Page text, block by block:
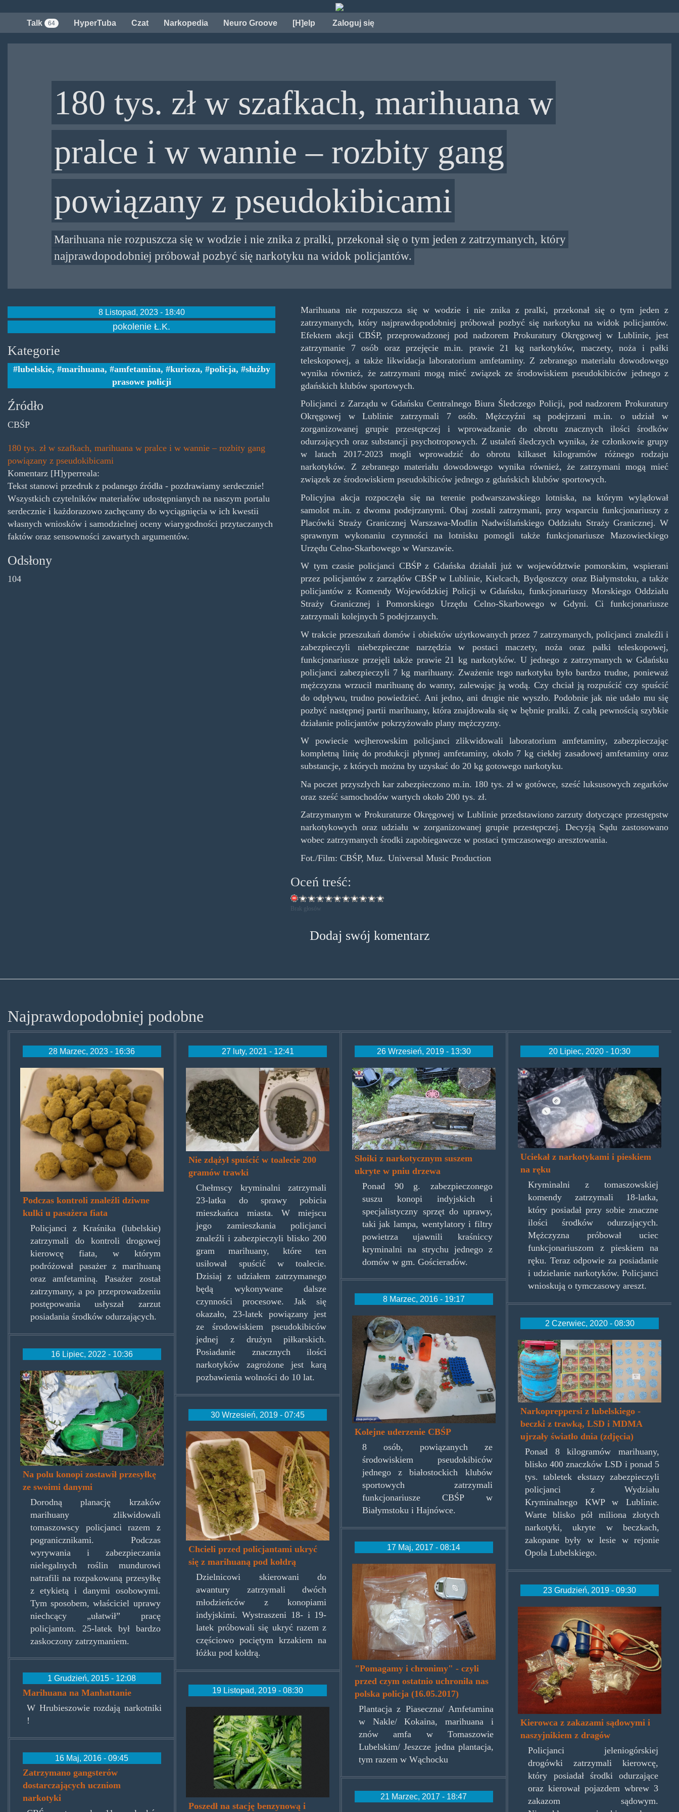
treści
Talk 64 HyperTuba Czat Narkopedia Neuro Groove [H]elp Zaloguj się
180 tys. zł w szafkach, marihuana w
pralce i w wannie – rozbity gang
powiązany z pseudokibicami
Marihuana nie rozpuszcza się w wodzie i nie znika z pralki, przekonał się o tym jeden z zatrzymanych, który
najprawdopodobniej próbował pozbyć się narkotyku na widok policjantów.
8 Listopad, 2023 - 18:40
pokolenie Ł.K.
Kategorie
lubelskie, marihuana, amfetamina, kurioza, policja,
służby
prasowe policji
Źródło
CBŚP
180 tys. zł w szafkach, marihuana w pralce i w wannie – rozbity gang
powiązany z pseudokibicami
Komentarz [H]yperreala:
Tekst stanowi przedruk z podanego źródła - pozdrawiamy serdecznie!
Wszystkich czytelników materiałów udostępnianych na naszym portalu
serdecznie i każdorazowo zachęcamy do wyciągnięcia w ich kwestii
własnych wniosków i samodzielnej oceny wiarygodności przytaczanych
faktów oraz sensowności zawartych argumentów.
Odsłony
104
Marihuana nie rozpuszcza się w wodzie i nie znika z pralki, przekonał się o tym jeden z
zatrzymanych, który najprawdopodobniej próbował pozbyć się narkotyku na widok policjantów.
Efektem akcji CBŚP, przeprowadzonej pod nadzorem Prokuratury Okręgowej w Lublinie, jest
zatrzymanie 7 osób oraz przejęcie m.in. prawie 21 kg narkotyków, maczety, noża i pałki
teleskopowej, a także likwidacja laboratorium amfetaminy. Z zebranego materiału dowodowego
wynika również, że zatrzymani mogą mieć związek ze środowiskiem pseudokibiców jednego z
gdańskich klubów sportowych.
Policjanci z Zarządu w Gdańsku Centralnego Biura Śledczego Policji, pod nadzorem Prokuratury
Okręgowej w Lublinie zatrzymali 7 osób. Mężczyźni są podejrzani m.in. o udział w
zorganizowanej grupie przestępczej i wprowadzanie do obrotu znacznych ilości środków
odurzających oraz substancji psychotropowych. Z ustaleń śledczych wynika, że członkowie grupy
w latach 2017-2023 mogli wprowadzić do obrotu kilkaset kilogramów różnego rodzaju
narkotyków. Z zebranego materiału dowodowego wynika również, że zatrzymani mogą mieć
związek ze środowiskiem pseudokibiców jednego z gdańskich klubów sportowych.
Policyjna akcja rozpoczęła się na terenie podwarszawskiego lotniska, na którym wylądował
samolot m.in. z dwoma podejrzanymi. Obaj zostali zatrzymani, przy wsparciu funkcjonariuszy z
Placówki Straży Granicznej Warszawa-Modlin Nadwiślańskiego Oddziału Straży Granicznej. W
sprawnym wykonaniu czynności na lotnisku pomogli także funkcjonariusze Mazowieckiego
Urzędu Celno-Skarbowego w Warszawie.
W tym czasie policjanci CBŚP z Gdańska działali już w województwie pomorskim, wspierani
przez policjantów z zarządów CBŚP w Lublinie, Kielcach, Bydgoszczy oraz Białymstoku, a także
policjantów z Komendy Wojewódzkiej Policji w Gdańsku, funkcjonariuszy Morskiego Oddziału
Straży Granicznej i Pomorskiego Urzędu Celno-Skarbowego w Gdyni. Ci funkcjonariusze
zatrzymali kolejnych 5 podejrzanych.
W trakcie przeszukań domów i obiektów użytkowanych przez 7 zatrzymanych, policjanci znaleźli i
zabezpieczyli niebezpieczne narzędzia w postaci maczety, noża oraz pałki teleskopowej,
funkcjonariusze przejęli także prawie 21 kg narkotyków. U jednego z zatrzymanych w Gdańsku
policjanci zabezpieczyli 7 kg marihuany. Zważenie tego narkotyku było bardzo trudne, ponieważ
mężczyzna wrzucił marihuanę do wanny, zalewając ją wodą. Czy chciał ją rozpuścić czy spuścić
do odpływu, trudno powiedzieć. Ani jedno, ani drugie nie wyszło. Podobnie jak nie udało mu się
pozbyć następnej partii marihuany, która znajdowała się w bębnie pralki. Z całą pewnością szybkie
działanie policjantów pokrzyżowało plany mężczyzny.
W powiecie wejherowskim policjanci zlikwidowali laboratorium amfetaminy, zabezpieczając
kompletną linię do produkcji płynnej amfetaminy, około 7 kg ciekłej zasadowej amfetaminy oraz
substancje, z których można by uzyskać do 20 kg gotowego narkotyku.
Na poczet przyszłych kar zabezpieczono m.in. 180 tys. zł w gotówce, sześć luksusowych zegarków
oraz sześć samochodów wartych około 200 tys. zł.
Zatrzymanym w Prokuraturze Okręgowej w Lublinie przedstawiono zarzuty dotyczące przestępstw
narkotykowych oraz udziału w zorganizowanej grupie przestępczej. Decyzją Sądu zastosowano
wobec zatrzymanych środki zapobiegawcze w postaci tymczasowego aresztowania.
Fot./Film: CBŚP, Muz. Universal Music Production
Oceń treść:
Brak głosów
Dodaj swój komentarz
Najprawdopodobniej podobne
28 Marzec, 2023 - 16:36
dziwnekulki.png
Podczas kontroli znaleźli dziwne
kulki u pasażera fiata
Policjanci z Kraśnika (lubelskie)
zatrzymali do kontroli drogowej
kierowcę fiata, w którym
podróżował pasażer z marihuaną
oraz amfetaminą. Pasażer został
zatrzymany, a po przeprowadzeniu
postępowania usłyszał zarzut
posiadania środków odurzających.
16 Lipiec, 2022 - 10:36
cozatyp.jpg
Na polu konopi zostawił przesyłkę
ze swoimi danymi
Dorodną planację krzaków
marihuany zlikwidowali
tomaszowscy policjanci razem z
pogranicznikami. Podczas
wyrywania i zabezpieczania
nielegalnych roślin mundurowi
natrafili na rozpakowaną przesyłkę
z etykietą i danymi osobowymi.
Tym sposobem, właściciel uprawy
niechcący „ułatwił” pracę
policjantom. 25-latek był bardzo
zaskoczony zatrzymaniem.
1 Grudzień, 2015 - 12:08
Marihuana na Manhattanie
W Hrubieszowie rozdają narkotniki
!
16 Maj, 2016 - 09:45
Zatrzymano gangsterów
dostarczających uczniom
narkotyki
27 luty, 2021 - 12:41
chelm-
marihuana-
w-
kiblu-
696x406.jpg
Nie zdążył spuścić w toalecie 200
gramów trawki
Chełmscy kryminalni zatrzymali
23-latka do sprawy pobicia
mieszkańca miasta. W miejscu
jego zamieszkania policjanci
znaleźli i zabezpieczyli blisko 200
gram marihuany, które ten
usiłował spuścić w toalecie.
Dzisiaj z udziałem zatrzymanego
będą wykonywane dalsze
czynności procesowe. Jak się
okazało, 23-latek powiązany jest
ze środowiskiem pseudokibiców
jednej z drużyn piłkarskich.
Posiadanie znacznych ilości
narkotyków zagrożone jest karą
pozbawienia wolności do 10 lat.
30 Wrzesień, 2019 - 07:45
spodkoldrytrawka.jpg
Chcieli przed policjantami ukryć
się z marihuaną pod kołdrą
Dzielnicowi skierowani do
awantury zatrzymali dwóch
młodzieńców z konopiami
indyjskimi. Wystraszeni 18- i 19-
latek próbowali się ukryć razem z
częściowo pociętym krzakiem na
łóżku pod kołdrą.
19 Listopad, 2019 - 08:30
trafkazestacji.jpg
Poszedł na stację benzynową i
26 Wrzesień, 2019 - 13:30
pniakznarkotycznymsuszem.jpg
Słoiki z narkotycznym suszem
ukryte w pniu drzewa
Ponad 90 g. zabezpieczonego
suszu konopi indyjskich i
specjalistyczny sprzęt do uprawy,
taki jak lampa, wentylatory i filtry
powietrza ujawnili kraśniccy
kryminalni na strychu jednego z
domów w gm. Gościeradów.
8 Marzec, 2016 - 19:17
3-
187472.jpg
Kolejne uderzenie CBŚP
8 osób, powiązanych ze
środowiskiem pseudokibiców
jednego z białostockich klubów
sportowych zatrzymali
funkcjonariusze CBŚP w
Białymstoku i Hajnówce.
17 Maj, 2017 - 08:14
pomagamy_i_chronimy_160517skrot.jpg
"Pomagamy i chronimy" - czyli
przed czym ostatnio uchroniła nas
polska policja (16.05.2017)
Plantacja z Piaseczna/ Amfetamina
w Nakle/ Kokaina, marihuana i
znów amfa w Tomaszowie
Lubelskim/ Jeszcze jedna plantacja,
tym razem w Wąchocku
21 Marzec, 2017 - 18:47
20 Lipiec, 2020 - 10:30
zpieskiemuciekinier.jpg
Uciekał z narkotykami i pieskiem
na ręku
Kryminalni z tomaszowskiej
komendy zatrzymali 18-latka,
który posiadał przy sobie znaczne
ilości środków odurzających.
Mężczyzna próbował uciec
funkcjonariuszom z pieskiem na
ręku. Teraz odpowie za posiadanie
i udzielanie narkotyków. Policjanci
wnioskują o tymczasowy areszt.
2 Czerwiec, 2020 - 08:30
Narkopreppersi z lubelskiego -
beczki z trawką, LSD i MDMA
ujrzały światło dnia (zdjęcia)
Ponad 8 kilogramów marihuany,
blisko 400 znaczków LSD i ponad 5
tys. tabletek ekstazy zabezpieczyli
policjanci z Wydziału
Kryminalnego KWP w Lublinie.
Warte blisko pół miliona złotych
narkotyki, ukryte w beczkach,
zakopane były w lesie w rejonie
Opola Lubelskiego.
23 Grudzień, 2019 - 09:30
dragonaszyjnik.png
Kierowca z zakazami sądowymi i
naszyjnikiem z dragów
Policjanci jeleniogórskiej
drogówki zatrzymali kierowcę,
który posiadał środki odurzające
oraz kierował pojazdem wbrew 3
zakazom sądowym.